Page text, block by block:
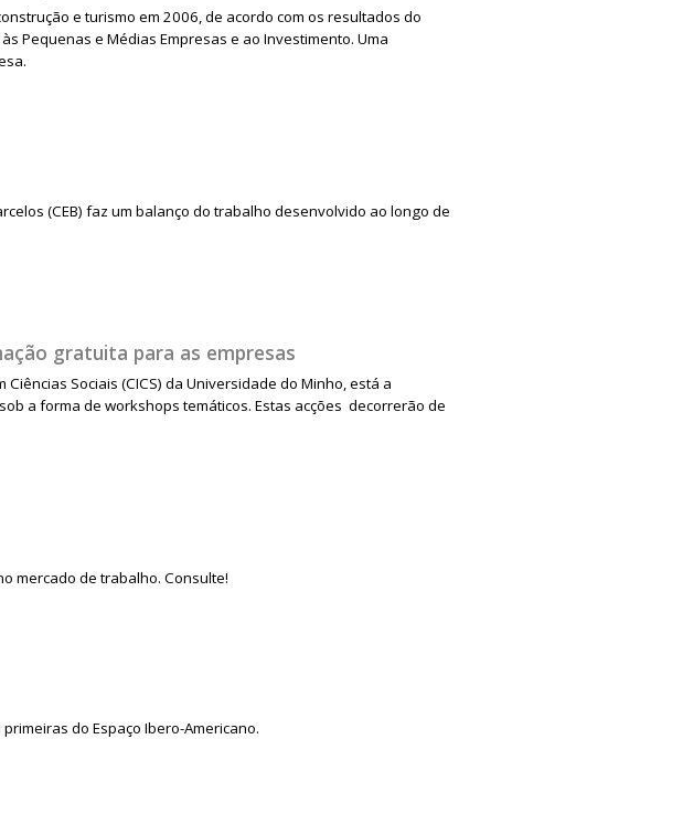
e turismo em 2006, de acordo com os resultados do
Pequenas e Médias Empresas e ao Investimento. Uma
(CEB) faz um balanço do trabalho desenvolvido ao longo de
gratuita para as empresas
Sociais (CICS) da Universidade do Minho, está a
a forma de workshops temáticos. Estas acções decorrerão de
mercado de trabalho. Consulte!
do Espaço Ibero-Americano.